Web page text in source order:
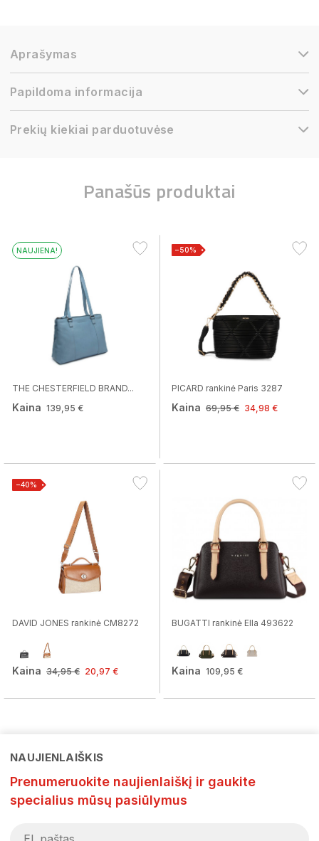
Aprašymas
Papildoma informacija
Prekių kiekiai parduotuvėse
Panašūs produktai
NAUJIENA!
THE CHESTERFIELD BRAND...
Kaina 139,95 €
−50%
PICARD rankinė Paris 3287
Kaina 69,95 € 34,98 €
−40%
DAVID JONES rankinė CM8272
Kaina 34,95 € 20,97 €
BUGATTI rankinė Ella 493622
Kaina 109,95 €
NAUJIENLAIŠKIS
Prenumeruokite naujienlaiškį ir gaukite
specialius mūsų pasiūlymus